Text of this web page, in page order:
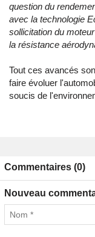
question du
avec la technologie
sollicitation du
la résistance
Tout ces avancés
faire évoluer
soucis de
Commentaires (0)
Nouveau